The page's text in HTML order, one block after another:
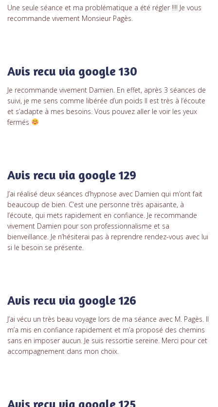
Une seule séance et ma problématique a été régler !!!! Je vous
recommande vivement Monsieur Pagès.
Avis recu via google 130
Je recommande vivement Damien. En effet, après 3 séances de
suivi, je me sens comme libérée d’un poids Il est très à l’écoute
et s’adapte à mes besoins. Vous pouvez aller le voir les yeux
fermés
Avis recu via google 129
J’ai réalisé deux séances d’hypnose avec Damien qui m’ont fait
beaucoup de bien. C’est une personne très apaisante, à
l’écoute, qui mets rapidement en confiance. Je recommande
vivement Damien pour son professionnalisme et sa
bienveillance. Je n’hésiterai pas à reprendre rendez-vous avec lui
si le besoin se présente.
Avis recu via google 126
J’ai vécu un très beau voyage lors de ma séance avec M. Pagès. Il
m’a mis en confiance rapidement et m’a proposé des chemins
sans en imposer aucun. Je suis ressortie sereine. Merci pour cet
accompagnement dans mon choix.
Avis recu via google 125